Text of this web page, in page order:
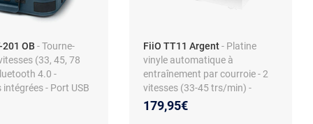
201 OB- Tourne-
(33, 45, 78
4.0 -
intégrées - Port USB
- Sortie casque
FiiO TT11 Argent- Platine
vinyle automatique à
entraînement par courroie - 2
vitesses (33-45 trs/min) -
Bluetooth - USB - Pré-ampli
intégré - RCA - Cellule Audio
179,95€